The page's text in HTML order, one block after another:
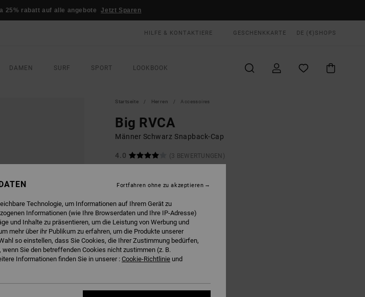
25% rabatt auf alle angebote Jetzt Sparen
HILFE & KONTAKTIERE GESCHENKKARTE DE (€) SHOPS
DAMEN SURF SPORT LOOKBOOK
Startseite Herren Accessoires
Big RVCA
Männer Schwarz Snapback-Cap
4.0
(3 BEWERTUNGEN)
13,12 €
DOPPELTER RABATT EXTRA 25 %
FARBE Black
Technologie, um Informationen auf Ihrem Gerät zu
Informationen (wie Ihre Browserdaten und Ihre IP-Adresse)
und Inhalte zu präsentieren, um die Leistung von Werbung und
mehr über ihr Publikum zu erfahren, um die Produkte unserer
so einstellen, dass Sie Cookies, die Ihrer Zustimmung bedürfen,
Sie den betreffenden Cookies nicht zustimmen (z. B.
Informationen finden Sie in unserer : Cookie-Richtlinie und
Fortfahren ohne zu akzeptieren